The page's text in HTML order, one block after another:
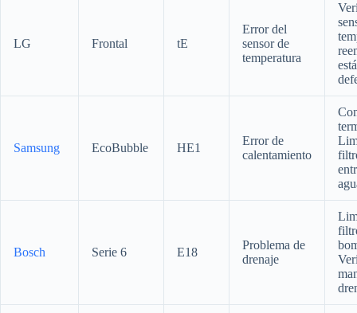
LG Frontal tE
Error del
sensor de
temperatura
está
Samsung EcoBubble HE1
Error de
calentamiento
Bosch Serie 6 E18
Problema de
drenaje